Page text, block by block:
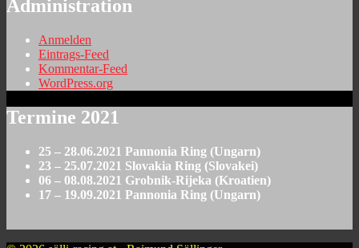
Administration
Anmelden
Eintrags-Feed
Kommentar-Feed
WordPress.org
Termine 2021
25 – 28.06.2021 Pannonia Ring (Ungarn)
23 – 25.07.2021 Slovakia Ring (Slovakei)
06 – 08.08.2021 Grobnik-Rijeka (Kroatien)
17 – 19.09.2021 Pannonia Ring (Ungarn)